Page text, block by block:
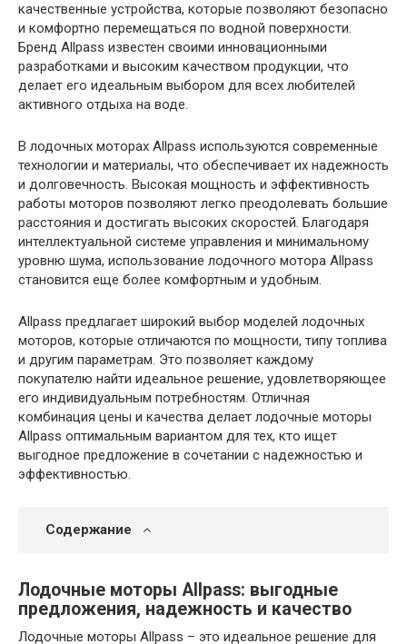
качественные устройства, которые позволяют безопасно
и комфортно перемещаться по водной поверхности.
Бренд Allpass известен своими инновационными
разработками и высоким качеством продукции, что
делает его идеальным выбором для всех любителей
активного отдыха на воде.
В лодочных моторах Allpass используются современные
технологии и материалы, что обеспечивает их надежность
и долговечность. Высокая мощность и эффективность
работы моторов позволяют легко преодолевать большие
расстояния и достигать высоких скоростей. Благодаря
интеллектуальной системе управления и минимальному
уровню шума, использование лодочного мотора Allpass
становится еще более комфортным и удобным.
Allpass предлагает широкий выбор моделей лодочных
моторов, которые отличаются по мощности, типу топлива
и другим параметрам. Это позволяет каждому
покупателю найти идеальное решение, удовлетворяющее
его индивидуальным потребностям. Отличная
комбинация цены и качества делает лодочные моторы
Allpass оптимальным вариантом для тех, кто ищет
выгодное предложение в сочетании с надежностью и
эффективностью.
Содержание
Лодочные моторы Allpass: выгодные
предложения, надежность и качество
Лодочные моторы Allpass – это идеальное решение для